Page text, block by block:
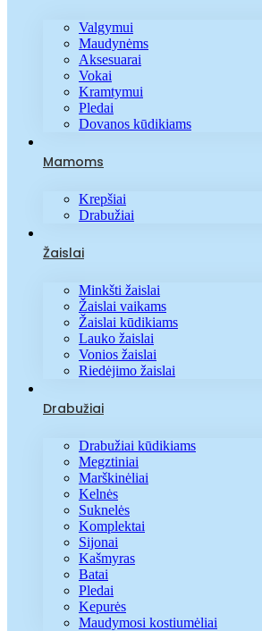
Valgymui
Maudynėms
Aksesuarai
Vokai
Kramtymui
Pledai
Dovanos kūdikiams
Mamoms
Krepšiai
Drabužiai
Žaislai
Minkšti žaislai
Žaislai vaikams
Žaislai kūdikiams
Lauko žaislai
Vonios žaislai
Riedėjimo žaislai
Drabužiai
Drabužiai kūdikiams
Megztiniai
Marškinėliai
Kelnės
Suknelės
Komplektai
Sijonai
Kašmyras
Batai
Pledai
Kepurės
Maudymosi kostiumėliai